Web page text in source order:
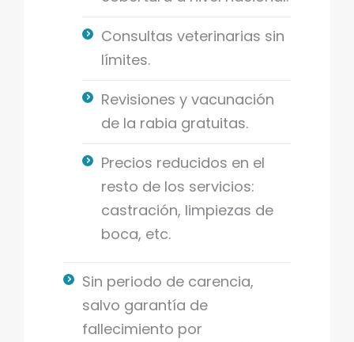
Consultas veterinarias sin
límites.
Revisiones y vacunación
de la rabia gratuitas.
​Precios reducidos en el
resto de los servicios:
castración, limpiezas de
boca, etc.
Sin periodo de carencia,
salvo garantía de
fallecimiento por